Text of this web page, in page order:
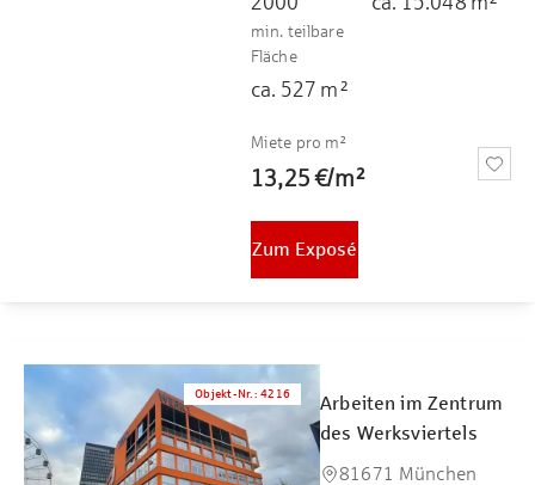
min. teilbare
Fläche
ca. 527 m²
Miete pro m²
13,25 €/m²
Zum Exposé
Objekt-Nr. :4216
Arbeiten im Zentrum
des Werksviertels
81671 München